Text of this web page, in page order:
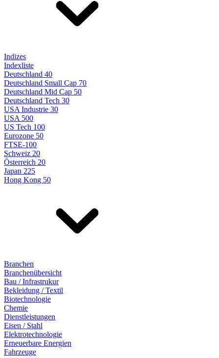
Indizes
Indexliste
Deutschland 40
Deutschland Small Cap 70
Deutschland Mid Cap 50
Deutschland Tech 30
USA Industrie 30
USA 500
US Tech 100
Eurozone 50
FTSE-100
Schweiz 20
Österreich 20
Japan 225
Hong Kong 50
Branchen
Branchenübersicht
Bau / Infrastrukur
Bekleidung / Textil
Biotechnologie
Chemie
Dienstleistungen
Eisen / Stahl
Elektrotechnologie
Erneuerbare Energien
Fahrzeuge